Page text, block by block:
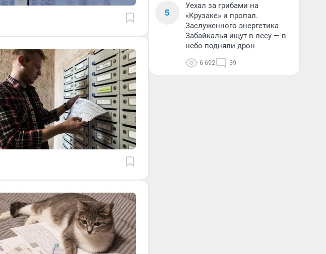
5
Уехал за грибами на
«Крузаке» и пропал.
Заслуженного энергетика
Забайкалья ищут в лесу — в
небо подняли дрон
6 692 39